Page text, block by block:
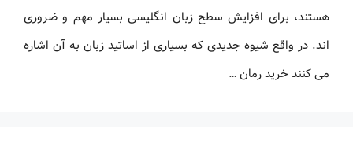
هستند، برای افزایش سطح زبان انگلیسی بسیار مهم و ضروری
اند. در واقع شیوه جدیدی که بسیاری از اساتید زبان به آن اشاره
می کنند خرید رمان …